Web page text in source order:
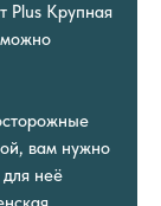
Plus Крупная
вам нужно
для неё